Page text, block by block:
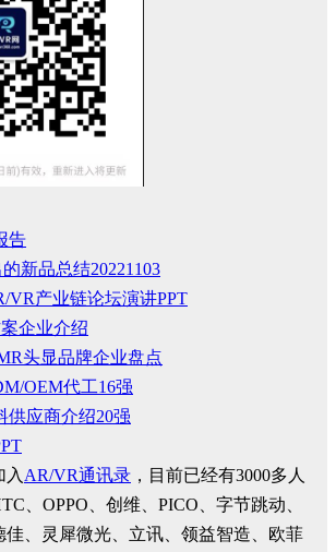
告
新品总结20221103
VR产业链论坛演讲PPT
企业介绍
头显品牌企业盘点
OEM代工16强
供应商介绍20强
入 AR/VR通讯录 ，目前已经有3000多人
、OPPO、创维、PICO、字节跳动、
佳、灵犀微光、立讯、领益智造、欧菲